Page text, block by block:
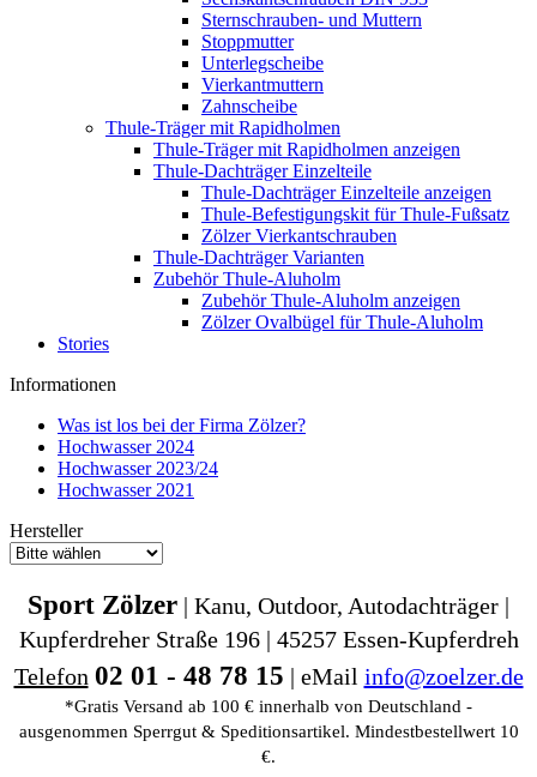
Sternschrauben- und Muttern
Stoppmutter
Unterlegscheibe
Vierkantmuttern
Zahnscheibe
Thule-Träger mit Rapidholmen
Thule-Träger mit Rapidholmen anzeigen
Thule-Dachträger Einzelteile
Thule-Dachträger Einzelteile anzeigen
Thule-Befestigungskit für Thule-Fußsatz
Zölzer Vierkantschrauben
Thule-Dachträger Varianten
Zubehör Thule-Aluholm
Zubehör Thule-Aluholm anzeigen
Zölzer Ovalbügel für Thule-Aluholm
Stories
Informationen
Was ist los bei der Firma Zölzer?
Hochwasser 2024
Hochwasser 2023/24
Hochwasser 2021
Hersteller
Sport Zölzer | Kanu, Outdoor, Autodachträger |
Kupferdreher Straße 196 | 45257 Essen-Kupferdreh
Telefon 02 01 - 48 78 15 | eMail info@zoelzer.de
*Gratis Versand ab 100 € innerhalb von Deutschland -
ausgenommen Sperrgut & Speditionsartikel. Mindestbestellwert 10
€.